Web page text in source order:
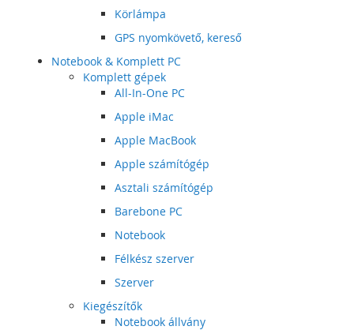
Körlámpa
GPS nyomkövető, kereső
Notebook & Komplett PC
Komplett gépek
All-In-One PC
Apple iMac
Apple MacBook
Apple számítógép
Asztali számítógép
Barebone PC
Notebook
Félkész szerver
Szerver
Kiegészítők
Notebook állvány